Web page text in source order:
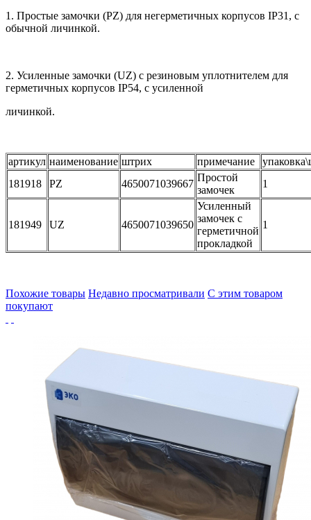
1. Простые замочки (PZ) для негерметичных корпусов IP31, с
обычной личинкой.
2. Усиленные замочки (UZ) с резиновым уплотнителем для
герметичных корпусов IP54, с усиленной
личинкой.
артикул наименование штрих примечание
181918
PZ 4650071039667
Простой
замочек
1
181949 UZ 4650071039650
Усиленный
замочек с
герметичной
прокладкой
1
Похожие товары Недавно просматривали С этим товаром
покупают